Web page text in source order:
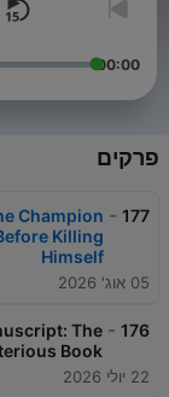
of the Airwave
00:00
פרקים
177
-
Champion
Killing
Himself
05 אוג' 2026
176
-
The
Book'
22 יולי 2026